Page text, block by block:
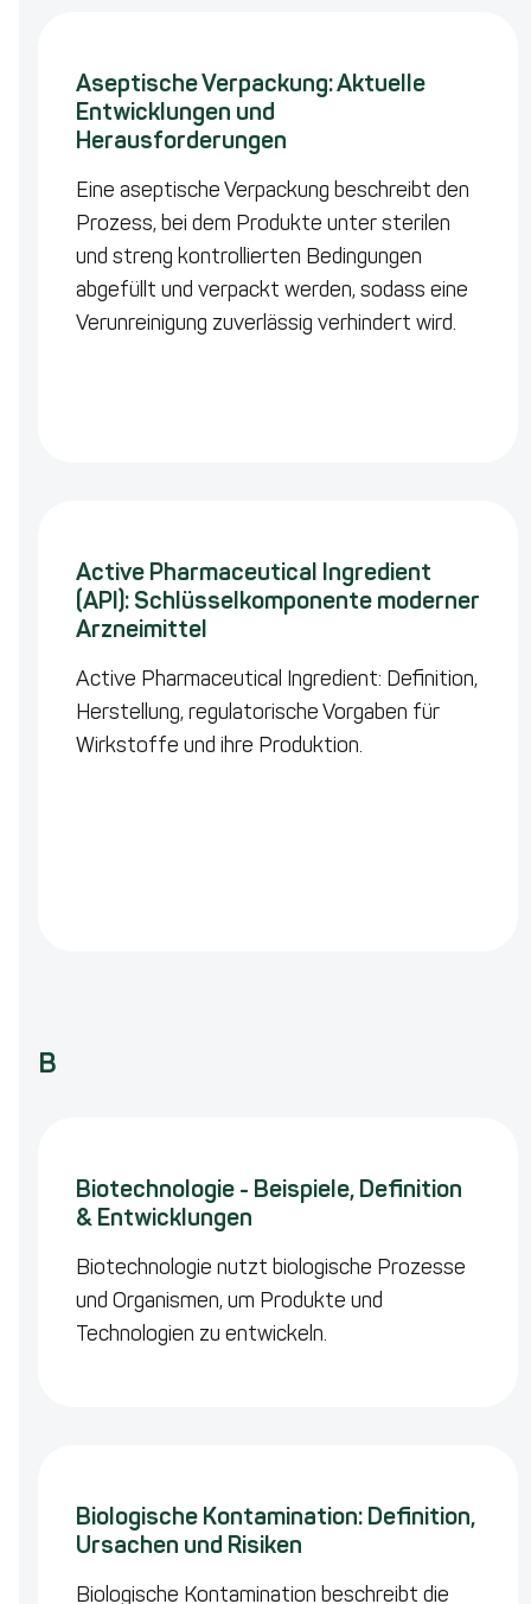
Aseptische Verpackung: Aktuelle
Entwicklungen und
Herausforderungen
Eine aseptische Verpackung beschreibt den
Prozess, bei dem Produkte unter sterilen
und streng kontrollierten Bedingungen
abgefüllt und verpackt werden, sodass eine
Verunreinigung zuverlässig verhindert wird.
Active Pharmaceutical Ingredient
(API): Schlüsselkomponente moderner
Arzneimittel
Active Pharmaceutical Ingredient: Definition,
Herstellung, regulatorische Vorgaben für
Wirkstoffe und ihre Produktion.
B
Biotechnologie - Beispiele, Definition
& Entwicklungen
Biotechnologie nutzt biologische Prozesse
und Organismen, um Produkte und
Technologien zu entwickeln.
Biologische Kontamination: Definition,
Ursachen und Risiken
Biologische Kontamination beschreibt die